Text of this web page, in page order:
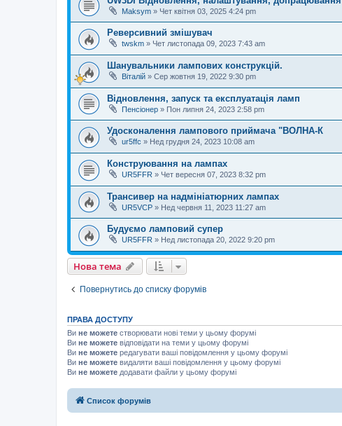
Maksym » Чет квітня 03, 2025 4:24 pm
Реверсивний змішувач
twskm » Чет листопада 09, 2023 7:43 am
Шанувальники лампових конструкцій.
Віталій » Сер жовтня 19, 2022 9:30 pm
Відновлення, запуск та експлуатація ламп
Пенсіонер » Пон липня 24, 2023 2:58 pm
Удосконалення лампового приймача "ВОЛНА-К
ur5ffc » Нед грудня 24, 2023 10:08 am
Конструювання на лампах
UR5FFR » Чет вересня 07, 2023 8:32 pm
Трансивер на надмініатюрних лампах
UR5VCP » Нед червня 11, 2023 11:27 am
Будуємо ламповий супер
UR5FFR » Нед листопада 20, 2022 9:20 pm
Нова тема
Повернутись до списку форумів
ПРАВА ДОСТУПУ
Ви не можете створювати нові теми у цьому форумі
Ви не можете відповідати на теми у цьому форумі
Ви не можете редагувати ваші повідомлення у цьому форумі
Ви не можете видаляти ваші повідомлення у цьому форумі
Ви не можете додавати файли у цьому форумі
Список форумів